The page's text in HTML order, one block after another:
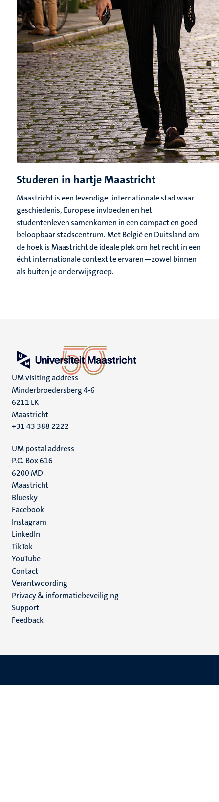
Studeren in hartje Maastricht
Maastricht is een levendige, internationale stad waar
geschiedenis, Europese invloeden en het
studentenleven samenkomen in een compact en goed
beloopbaar stadscentrum. Met België en Duitsland om
de hoek is Maastricht de ideale plek om het recht in een
écht internationale context te ervaren—zowel binnen
als buiten je onderwijsgroep.
UM visiting address
Minderbroedersberg 4-6
6211 LK
Maastricht
+31 43 388 2222
UM postal address
P.O. Box 616
6200 MD
Maastricht
Social
media
Bluesky
Facebook
Instagram
LinkedIn
TikTok
YouTube
Menu
footer
(NL)
Contact
Verantwoording
Privacy & informatiebeveiliging
Support
Feedback